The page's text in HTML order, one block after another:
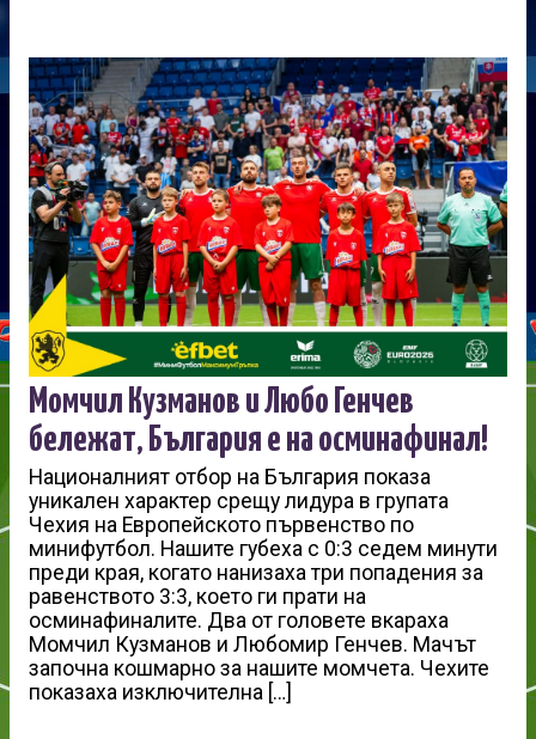
Момчил Кузманов и Любо Генчев
бележат, България е на осминафинал!
Националният отбор на България показа
уникален характер срещу лидура в групата
Чехия на Европейското първенство по
минифутбол. Нашите губеха с 0:3 седем минути
преди края, когато нанизаха три попадения за
равенството 3:3, което ги прати на
осминафиналите. Два от головете вкараха
Момчил Кузманов и Любомир Генчев. Мачът
започна кошмарно за нашите момчета. Чехите
показаха изключителна […]